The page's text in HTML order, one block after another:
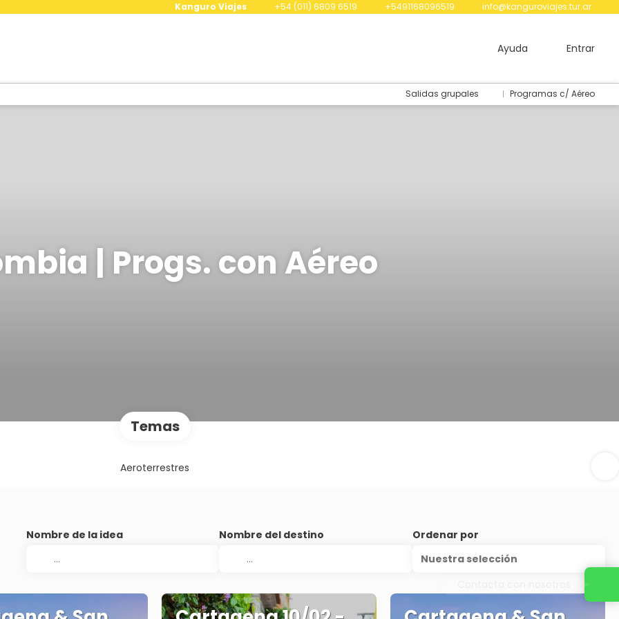
Kanguro Viajes +54 (011) 6809 6519 +5491168096519 info@kanguroviajes.tur.ar
Ayuda Entrar
Salidas grupales Programas c/ Aéreo
| Progs. con Aéreo
Temas
Aeroterrestres
Nombre de la idea Nombre del destino
Ordenar por
Nuestra selección